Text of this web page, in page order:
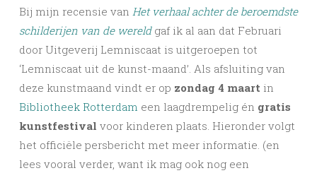
Bij mijn recensie van Het verhaal achter de beroemdste
schilderijen van de wereldgaf ik al aan dat Februari
door Uitgeverij Lemniscaat is uitgeroepen tot
‘Lemniscaat uit de kunst-maand’. Als afsluiting van
deze kunstmaand vindt er op zondag 4 maart in
Bibliotheek Rotterdam een laagdrempelig én gratis
kunstfestival voor kinderen plaats. Hieronder volgt
het officiële persbericht met meer informatie. (en
lees vooral verder, want ik mag ook nog een